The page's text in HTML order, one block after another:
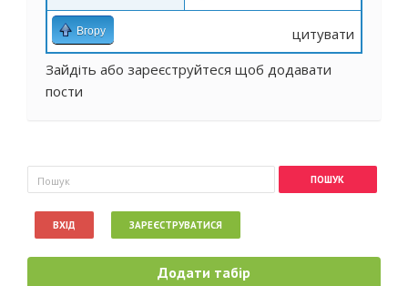
Вгору
цитувати
Зайдіть або зареєструйтеся щоб додавати
пости
Пошукова форма
Пошук
ВХІД ЗАРЕЄСТРУВАТИСЯ
Додати табір